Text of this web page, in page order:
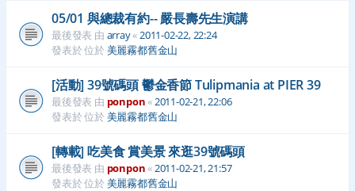
05/01 與總裁有約-- 嚴長壽先生演講
最後發表 由 array« 2011-02-22, 22:24
發表於 位於 美麗霧都舊金山
[活動] 39號碼頭 鬱金香節 Tulipmania at PIER 39
最後發表 由 ponpon« 2011-02-21, 22:06
發表於 位於 美麗霧都舊金山
[轉載] 吃美食 賞美景 來逛39號碼頭
最後發表 由 ponpon« 2011-02-21, 21:57
發表於 位於 美麗霧都舊金山